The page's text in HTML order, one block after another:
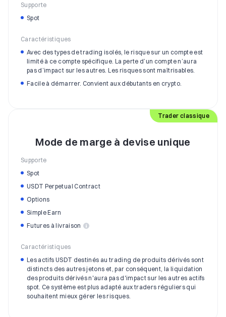
Supporte
Spot
Caractéristiques
Avec des types de trading isolés, le risque sur un compte est
limité à ce compte spécifique. La perte d’un compte n’aura
pas d’impact sur les autres. Les risques sont maîtrisables.
Facile à démarrer. Convient aux débutants en crypto.
Mode de marge à devise unique
Trader classique
Supporte
Spot
USDT Perpetual Contract
Options
Simple Earn
Futures à livraison
Caractéristiques
Les actifs USDT destinés au trading de produits dérivés sont
distincts des autres jetons et, par conséquent, la liquidation
des produits dérivés n'aura pas d'impact sur les autres actifs
spot. Ce système est plus adapté aux traders réguliers qui
souhaitent mieux gérer les risques.